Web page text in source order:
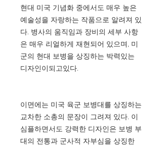
현대 미국 기념화 중에서도 매우 높은
예술성을 자랑하는 작품으로 알려져 있
다. 병사의 움직임과 장비의 세부 사항
은 매우 리얼하게 재현되어 있으며, 미
군의 현대 보병을 상징하는 박력있는
디자인이되고있다.
이면에는 미국 육군 보병대를 상징하는
교차한 소총의 문장이 그려져 있다. 이
심플하면서도 강력한 디자인은 보병 부
대의 전통과 군사적 자부심을 상징한